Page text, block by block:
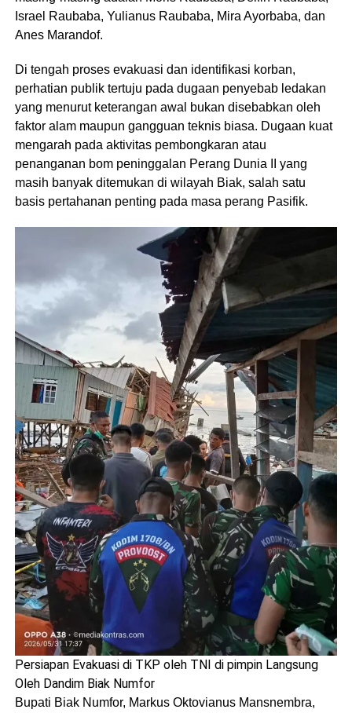
Israel Raubaba, Yulianus Raubaba, Mira Ayorbaba, dan
Anes Marandof.
Di tengah proses evakuasi dan identifikasi korban,
perhatian publik tertuju pada dugaan penyebab ledakan
yang menurut keterangan awal bukan disebabkan oleh
faktor alam maupun gangguan teknis biasa. Dugaan kuat
mengarah pada aktivitas pembongkaran atau
penanganan bom peninggalan Perang Dunia II yang
masih banyak ditemukan di wilayah Biak, salah satu
basis pertahanan penting pada masa perang Pasifik.
Persiapan Evakuasi di TKP oleh TNI di pimpin Langsung
Oleh Dandim Biak Numfor
Bupati Biak Numfor, Markus Oktovianus Mansnembra,